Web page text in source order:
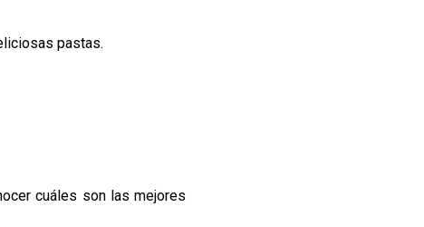
pastas.
cuáles son las mejores